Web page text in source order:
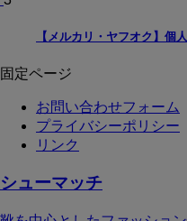
【メルカリ・ヤフオク】個
固定ページ
お問い合わせフォーム
プライバシーポリシー
リンク
シューマッチ